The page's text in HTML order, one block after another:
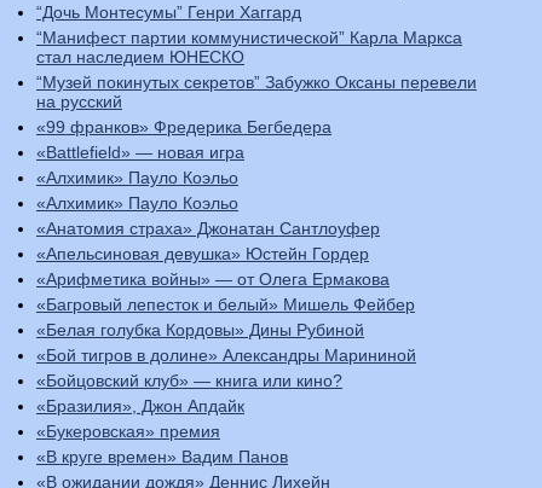
“Дочь Монтесумы” Генри Хаггард
“Манифест партии коммунистической” Карла Маркса
стал наследием ЮНЕСКО
“Музей покинутых секретов” Забужко Оксаны перевели
на русский
«99 франков» Фредерика Бегбедера
«Battlefield» — новая игра
«Алхимик» Пауло Коэльо
«Алхимик» Пауло Коэльо
«Анатомия страха» Джонатан Сантлоуфер
«Апельсиновая девушка» Юстейн Гордер
«Арифметика войны» — от Олега Ермакова
«Багровый лепесток и белый» Мишель Фейбер
«Белая голубка Кордовы» Дины Рубиной
«Бой тигров в долине» Александры Марининой
«Бойцовский клуб» — книга или кино?
«Бразилия», Джон Апдайк
«Букеровская» премия
«В круге времен» Вадим Панов
«В ожидании дождя» Деннис Лихейн